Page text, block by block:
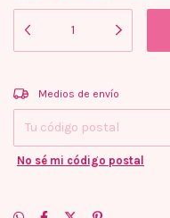
Entregas para el CP:
Medios de envío
No sé mi código postal